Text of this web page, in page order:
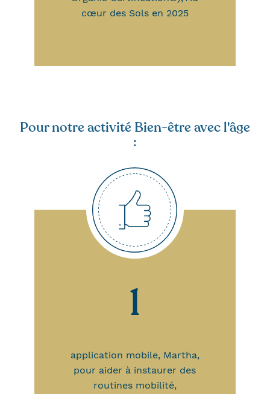
cœur des Sols en 2025
Pour notre activité Bien-être avec l'âge
:
1
application mobile, Martha,
pour aider à instaurer des
routines mobilité,